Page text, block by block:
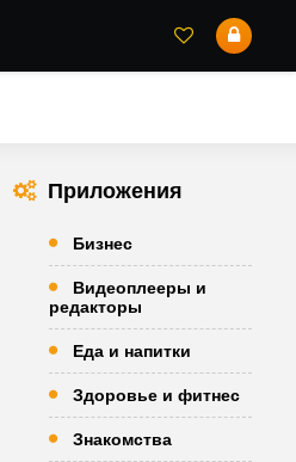
Приложения
Бизнес
Видеоплееры и
редакторы
Еда и напитки
Здоровье и фитнес
Знакомства